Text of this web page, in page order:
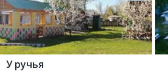
У ручья